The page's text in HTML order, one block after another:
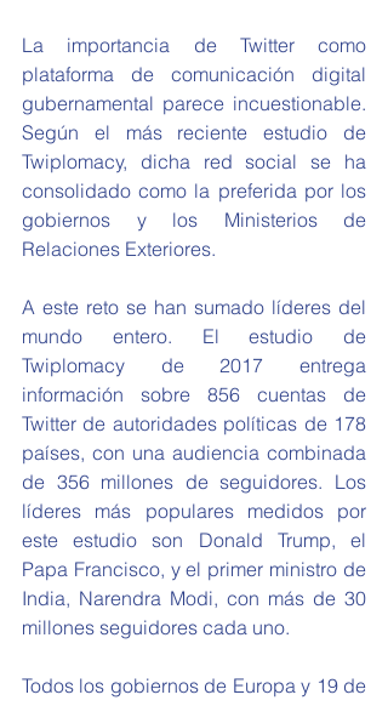
La importancia de Twitter como
plataforma de comunicación digital
gubernamental parece incuestionable.
Según el más reciente estudio de
Twiplomacy, dicha red social se ha
consolidado como la preferida por los
gobiernos y los Ministerios de
Relaciones Exteriores.
A este reto se han sumado líderes del
mundo entero. El estudio de
Twiplomacy de 2017 entrega
información sobre 856 cuentas de
Twitter de autoridades políticas de 178
países, con una audiencia combinada
de 356 millones de seguidores. Los
líderes más populares medidos por
este estudio son Donald Trump, el
Papa Francisco, y el primer ministro de
India, Narendra Modi, con más de 30
millones seguidores cada uno.
Todos los gobiernos de Europa y 19 de